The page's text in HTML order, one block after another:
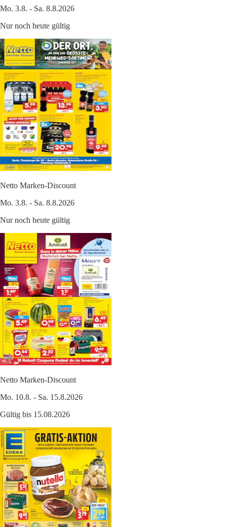
Mo. 3.8. - Sa. 8.8.2026
Nur noch heute gültig
Netto Marken-Discount
Mo. 3.8. - Sa. 8.8.2026
Nur noch heute gültig
Netto Marken-Discount
Mo. 10.8. - Sa. 15.8.2026
Gültig bis 15.08.2026